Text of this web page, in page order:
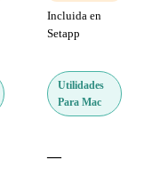
Incluida en
Setapp
Utilidades
Para Mac
—